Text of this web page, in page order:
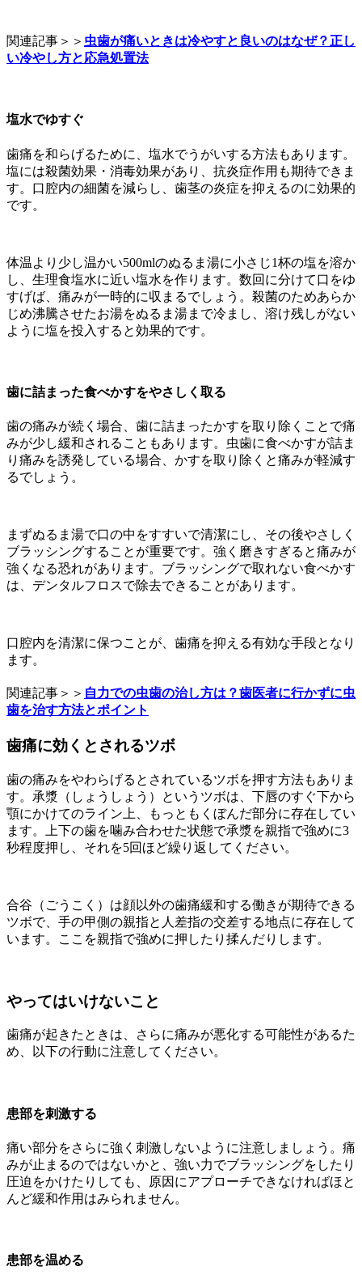
関連記事＞＞ 虫歯が痛いときは冷やすと良いのはなぜ？正し
い冷やし方と応急処置法
塩水でゆすぐ
歯痛を和らげるために、塩水でうがいする方法もあります。
塩には殺菌効果・消毒効果があり、抗炎症作用も期待できま
す。口腔内の細菌を減らし、歯茎の炎症を抑えるのに効果的
です。
体温より少し温かい500mlのぬるま湯に小さじ1杯の塩を溶か
し、生理食塩水に近い塩水を作ります。数回に分けて口をゆ
すげば、痛みが一時的に収まるでしょう。殺菌のためあらか
じめ沸騰させたお湯をぬるま湯まで冷まし、溶け残しがない
ように塩を投入すると効果的です。
歯に詰まった食べかすをやさしく取る
歯の痛みが続く場合、歯に詰まったかすを取り除くことで痛
みが少し緩和されることもあります。虫歯に食べかすが詰ま
り痛みを誘発している場合、かすを取り除くと痛みが軽減す
るでしょう。
まずぬるま湯で口の中をすすいで清潔にし、その後やさしく
ブラッシングすることが重要です。強く磨きすぎると痛みが
強くなる恐れがあります。ブラッシングで取れない食べかす
は、デンタルフロスで除去できることがあります。
口腔内を清潔に保つことが、歯痛を抑える有効な手段となり
ます。
関連記事＞＞ 自力での虫歯の治し方は？歯医者に行かずに虫
歯を治す方法とポイント
歯痛に効くとされるツボ
歯の痛みをやわらげるとされているツボを押す方法もありま
す。承漿（しょうしょう）というツボは、下唇のすぐ下から
顎にかけてのライン上、もっともくぼんだ部分に存在してい
ます。上下の歯を噛み合わせた状態で承漿を親指で強めに3
秒程度押し、それを5回ほど繰り返してください。
合谷（ごうこく）は顔以外の歯痛緩和する働きが期待できる
ツボで、手の甲側の親指と人差指の交差する地点に存在して
います。ここを親指で強めに押したり揉んだりします。
やってはいけないこと
歯痛が起きたときは、さらに痛みが悪化する可能性があるた
め、以下の行動に注意してください。
患部を刺激する
痛い部分をさらに強く刺激しないように注意しましょう。 痛
みが止まるのではないかと、強い力でブラッシングをしたり
圧迫をかけたりしても、原因にアプローチできなければほと
んど緩和作用はみられません。
患部を温める